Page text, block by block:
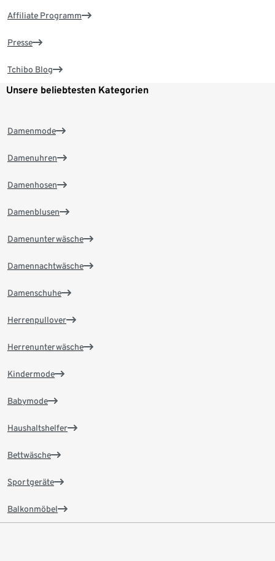
Affiliate Programm
Presse
Tchibo Blog
Unsere beliebtesten Kategorien
Damenmode
Damenuhren
Damenhosen
Damenblusen
Damenunterwäsche
Damennachtwäsche
Damenschuhe
Herrenpullover
Herrenunterwäsche
Kindermode
Babymode
Haushaltshelfer
Bettwäsche
Sportgeräte
Balkonmöbel